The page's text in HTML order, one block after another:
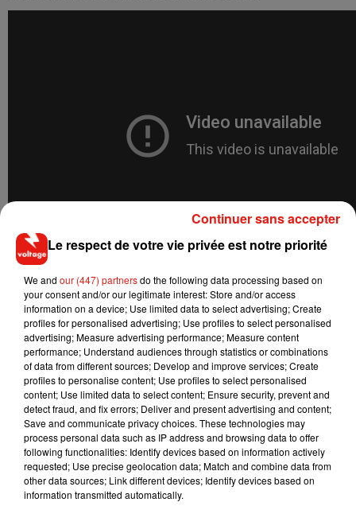
Musique
RÜFÜS DU SOL annonce un nouvel
album après sa tournée mondiale
Angèle et Amélie Lens dévoilent leur
Le respect de votre vie privée est notre priorité
We and our (447) partnersdo the following data processing based on
your consent and/or our legitimate interest: Store and/or access
information on a device; Use limited data to select advertising; Create
profiles for personalised advertising; Use profiles to select personalised
advertising; Measure advertising performance; Measure content
performance; Understand audiences through statistics or combinations
of data from different sources; Develop and improve services; Create
profiles to personalise content; Use profiles to select personalised
content; Use limited data to select content; Ensure security, prevent and
detect fraud, and fix errors; Deliver and present advertising and content;
Save and communicate privacy choices. These technologies may
process personal data such as IP address and browsing data to offer
following functionalities: Identify devices based on information actively
requested; Use precise geolocation data; Match and combine data from
other data sources; Link different devices; Identify devices based on
information transmitted automatically.
Continuer sans accepter